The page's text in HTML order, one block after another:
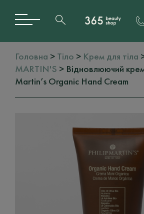
Головна > Тіло > Крем для тіла
MARTIN'S > Відновлюючий
Martin’s Organic Hand Cream